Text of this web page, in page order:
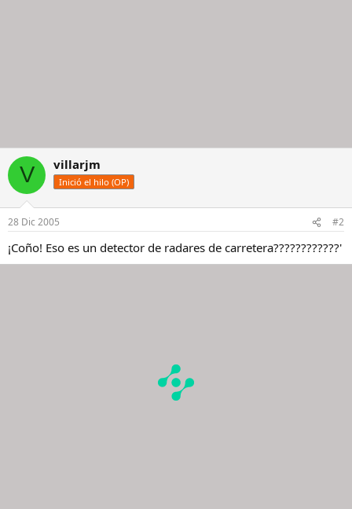
V villarjm
Inició el hilo (OP)
28 Dic 2005 #2
¡Coño! Eso es un detector de radares de carretera????????????'